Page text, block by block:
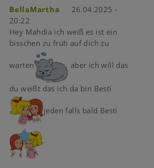
BellaMartha
26.04.2025 -
20:22
Hey Mahdia ich weiß es ist ein
bisschen zu früh auf dich zu
warten aber ich will das
du weißt das ich da bin Besti
jeden falls bald Besti